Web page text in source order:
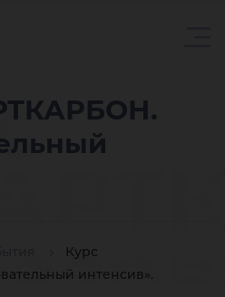
Курс
интенсив».